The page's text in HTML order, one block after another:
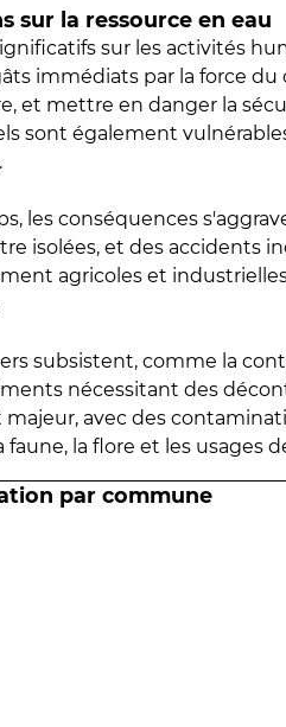
sur la ressource en eau
sur les activités
immédiats par la force
et mettre en danger la
sont également
les conséquences
isolées, et des accidents
agricoles et
subsistent, comme la
nécessitant des
avec des
la flore et les usages
par commune